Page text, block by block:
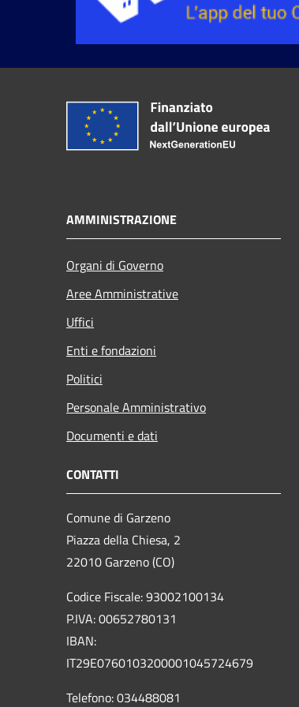
AMMINISTRAZIONE
Organi di Governo
Aree Amministrative
Uffici
Enti e fondazioni
Politici
Personale Amministrativo
Documenti e dati
CONTATTI
Comune di Garzeno
Piazza della Chiesa, 2
22010 Garzeno (CO)
Codice Fiscale: 93002100134
P.IVA: 00652780131
IBAN:
IT29E0760103200001045724679
Telefono: 034488081